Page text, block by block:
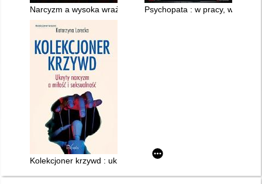
Narcyzm a wysoka wrażliwość Psychopata : w pracy, w
Kolekcjoner krzywd : ukryty narcyzm a miłość i seksualność